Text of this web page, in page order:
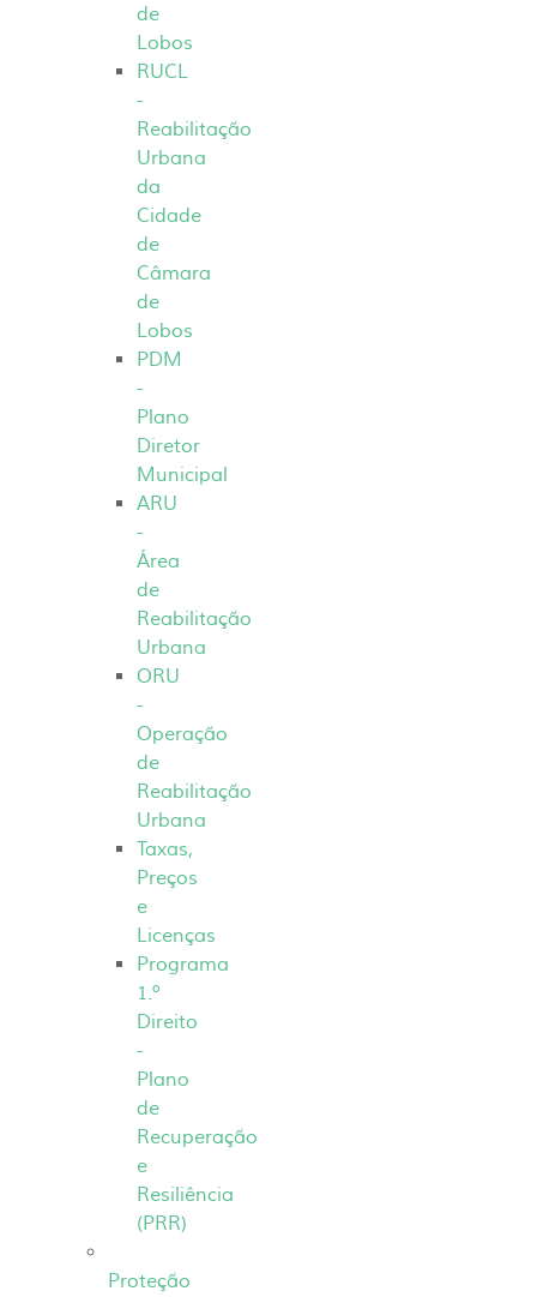
de
Lobos
RUCL
-
Reabilitação
Urbana
da
Cidade
de
Câmara
de
Lobos
PDM
-
Plano
Diretor
Municipal
ARU
-
Área
de
Reabilitação
Urbana
ORU
-
Operação
de
Reabilitação
Urbana
Taxas,
Preços
e
Licenças
Programa
1.º
Direito
-
Plano
de
Recuperação
e
Resiliência
(PRR)
Proteção